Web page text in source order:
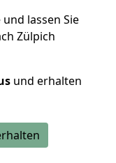
lassen Sie
Zülpich
und erhalten